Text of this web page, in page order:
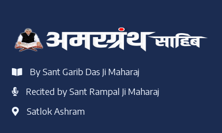
By Sant Garib Das Ji Maharaj
Recited by Sant Rampal Ji Maharaj
Satlok Ashram